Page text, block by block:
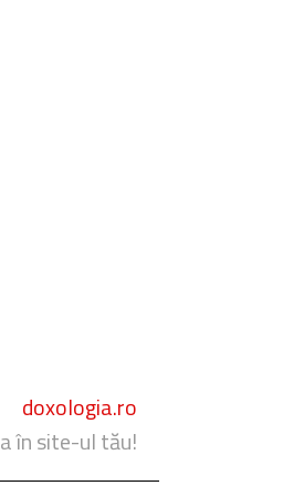
doxologia.ro
în site-ul tău!